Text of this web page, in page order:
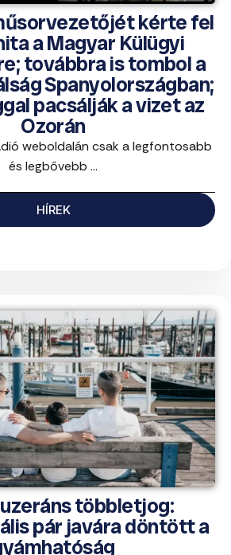
kérte fel
a Magyar Külügyi
továbbra is tombol a
Spanyolországban;
pacsálják a vizet az
Ozorán
weboldalán csak a legfontosabb
és legbővebb ...
HÍREK
többletjog:
pár javára döntött a